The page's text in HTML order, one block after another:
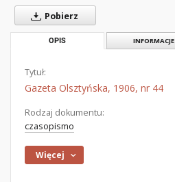
Pobierz
OPIS INFORMACJE
Tytuł:
Gazeta Olsztyńska, 1906, nr 44
Rodzaj dokumentu:
czasopismo
Więcej